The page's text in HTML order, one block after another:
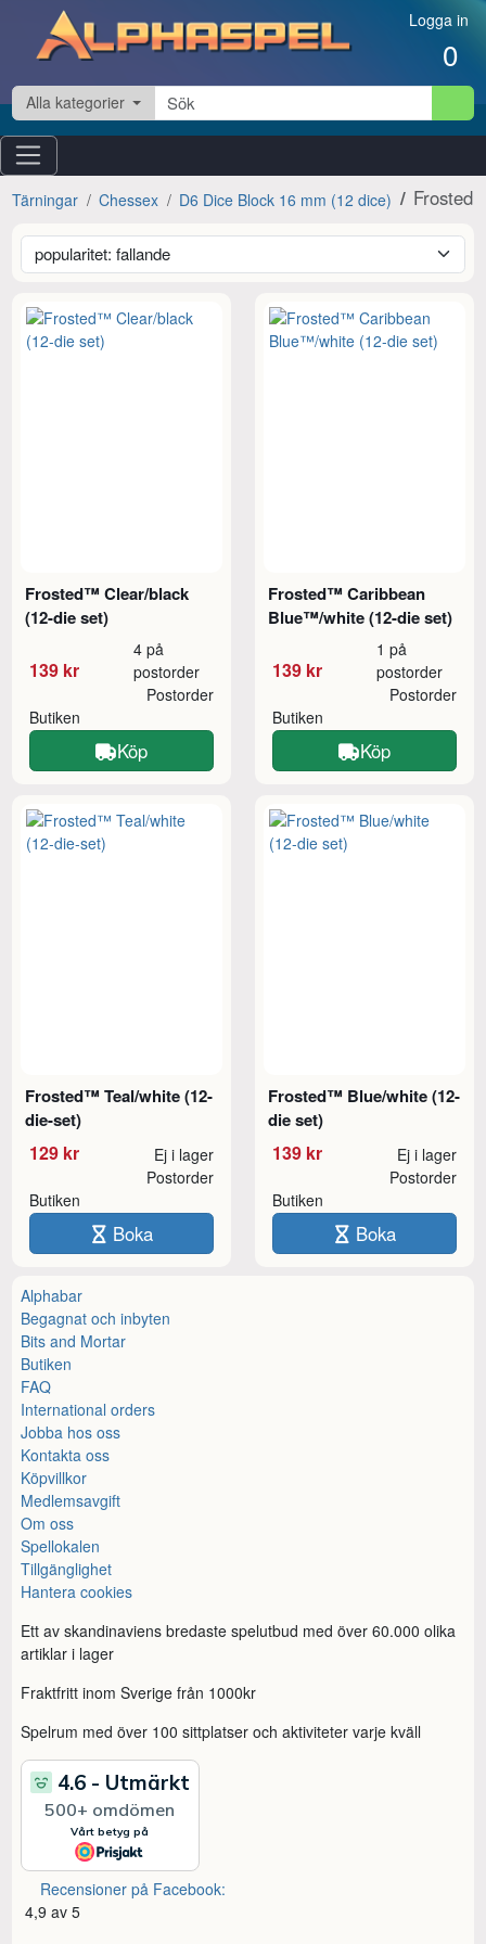
Hoppa till innehåll Logga in
0
Alla kategorier
Tärningar Chessex D6 Dice Block 16 mm (12 dice) Frosted
Frosted™ Clear/black
(12-die set)
139 kr
4 på
postorder
Butiken
Postorder
Köp
Frosted™ Caribbean
Blue™/white (12-die set)
139 kr
1 på
postorder
Butiken
Postorder
Köp
Frosted™ Teal/white (12-
die-set)
129 kr Ej i lager
Butiken
Postorder
Boka
Frosted™ Blue/white (12-
die set)
139 kr Ej i lager
Butiken
Postorder
Boka
Alphabar
Begagnat och inbyten
Bits and Mortar
Butiken
FAQ
International orders
Jobba hos oss
Kontakta oss
Köpvillkor
Medlemsavgift
Om oss
Spellokalen
Tillgänglighet
Hantera cookies
Ett av skandinaviens bredaste spelutbud med över 60.000 olika
artiklar i lager
Fraktfritt inom Sverige från 1000kr
Spelrum med över 100 sittplatser och aktiviteter varje kväll
Recensioner på Facebook:
4,9 av 5